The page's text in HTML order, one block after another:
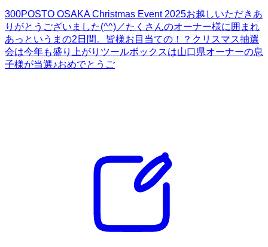
300POSTO OSAKA Christmas Event 2025お越しいただきあ
りがとうございました(^^)／たくさんのオーナー様に囲まれ
あっというまの2日間。皆様お目当ての！？クリスマス抽選
会は今年も盛り上がりツールボックスは山口県オーナーの息
子様が当選♪おめでとうご